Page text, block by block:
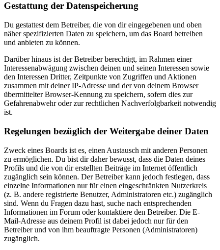
Gestattung der Datenspeicherung
Du gestattest dem Betreiber, die von dir eingegebenen und oben
näher spezifizierten Daten zu speichern, um das Board betreiben
und anbieten zu können.
Darüber hinaus ist der Betreiber berechtigt, im Rahmen einer
Interessenabwägung zwischen deinen und seinen Interessen sowie
den Interessen Dritter, Zeitpunkte von Zugriffen und Aktionen
zusammen mit deiner IP-Adresse und der von deinem Browser
übermittelter Browser-Kennung zu speichern, sofern dies zur
Gefahrenabwehr oder zur rechtlichen Nachverfolgbarkeit notwendig
ist.
Regelungen bezüglich der Weitergabe deiner Daten
Zweck eines Boards ist es, einen Austausch mit anderen Personen
zu ermöglichen. Du bist dir daher bewusst, dass die Daten deines
Profils und die von dir erstellten Beiträge im Internet öffentlich
zugänglich sein können. Der Betreiber kann jedoch festlegen, dass
einzelne Informationen nur für einen eingeschränkten Nutzerkreis
(z. B. andere registrierte Benutzer, Administratoren etc.) zugänglich
sind. Wenn du Fragen dazu hast, suche nach entsprechenden
Informationen im Forum oder kontaktiere den Betreiber. Die E-
Mail-Adresse aus deinem Profil ist dabei jedoch nur für den
Betreiber und von ihm beauftragte Personen (Administratoren)
zugänglich.